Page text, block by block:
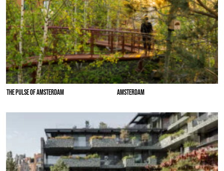
THE PULSE OF AMSTERDAM AMSTERDAM